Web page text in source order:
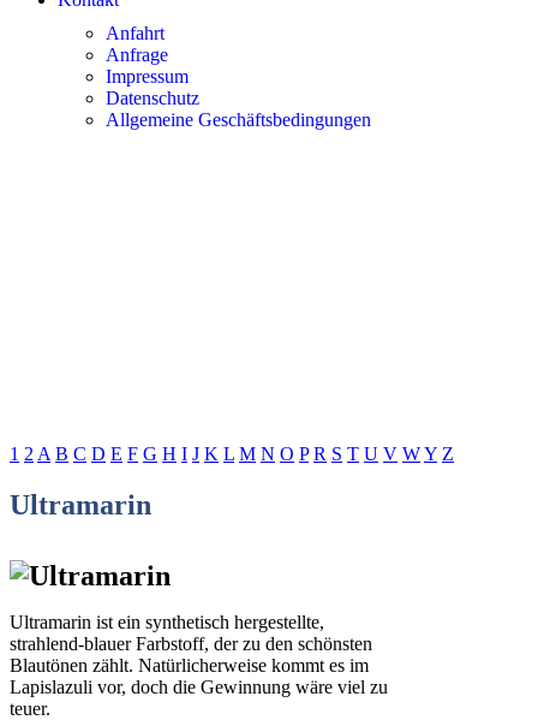
Anfahrt
Anfrage
Impressum
Datenschutz
Allgemeine Geschäftsbedingungen
1 2 A B C D E F G H I J K L M N O P R S T U V WY Z
Ultramarin
Ultramarin ist ein synthetisch hergestellte,
strahlend-blauer Farbstoff, der zu den schönsten
Blautönen zählt. Natürlicherweise kommt es im
Lapislazuli vor, doch die Gewinnung wäre viel zu
teuer.